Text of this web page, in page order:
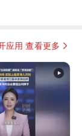
应用 查看更多